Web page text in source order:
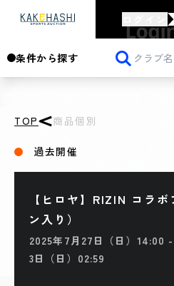
条件から探す
TOP 商品個別
過去開催
【ヒロヤ】RIZIN コラ
ン入り）
2025年7月27日（日）14:00
3日（日）02:59